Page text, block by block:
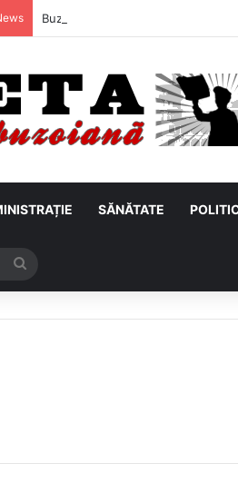
Buzăul irigă zeci de mii de
SĂNĂTATE